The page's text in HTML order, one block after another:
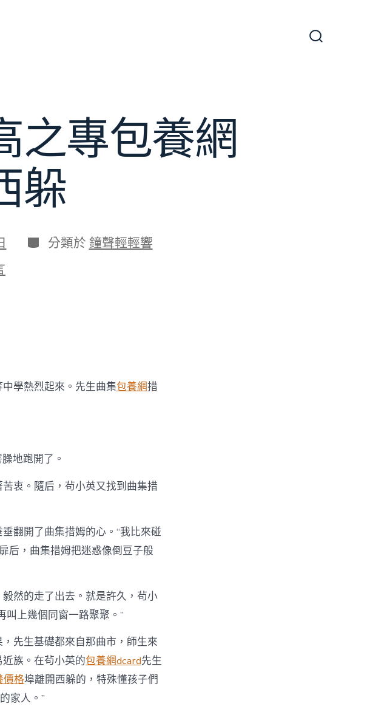
之專包養網
躲
分
類
分類於 鐘聲輕輕響
學熱烈起來。先生曲集包養網措
地跑開了。
苦衷。隨后，茍小英又找到曲集措
翻開了曲集措姆的心。“我比來碰
后，曲集措姆把迷惑像倒豆子般
然的走了出去。就是許久，茍小
叫上幾個同窗一路聚聚。”
先生基礎都來自那曲市，師生來
族。在茍小英的包養網dcard先生
價格埠離開西躲的，特殊懂孩子們
家人。”